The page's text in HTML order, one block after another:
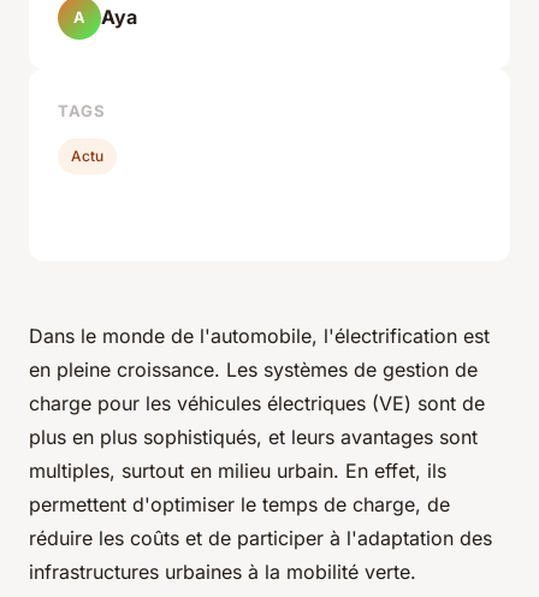
Dans le monde de l'automobile, l'électrification est
en pleine croissance. Les systèmes de gestion de
charge pour les véhicules électriques (VE) sont de
plus en plus sophistiqués, et leurs avantages sont
multiples, surtout en milieu urbain. En effet, ils
permettent d'optimiser le temps de charge, de
réduire les coûts et de participer à l'adaptation des
infrastructures urbaines à la mobilité verte.
A Aya
TAGS
Actu